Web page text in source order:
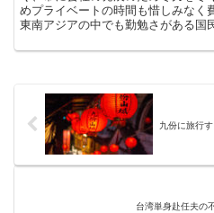
めプライベートの時間も惜しみなく
東南アジアの中でも勤勉さがある国
九份に旅行
台湾単身赴任夫の